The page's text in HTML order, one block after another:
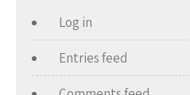
Log in
Entries feed